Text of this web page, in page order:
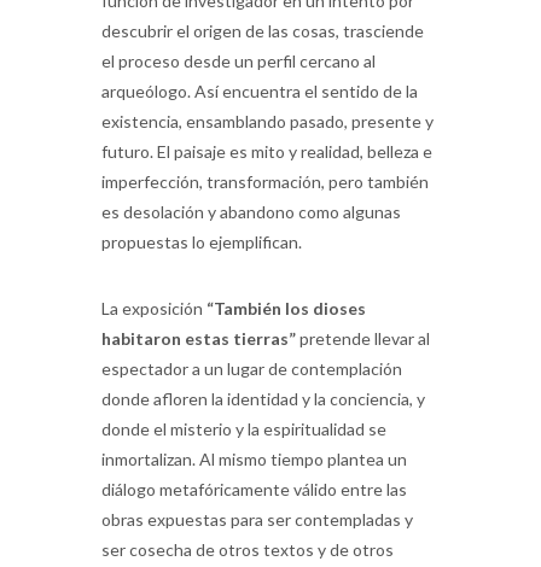
descubrir el origen de las cosas, trasciende
el proceso desde un perfil cercano al
arqueólogo. Así encuentra el sentido de la
existencia, ensamblando pasado, presente y
futuro. El paisaje es mito y realidad, belleza e
imperfección, transformación, pero también
es desolación y abandono como algunas
propuestas lo ejemplifican.
La exposición “También los dioses
habitaron estas tierras”pretende llevar al
espectador a un lugar de contemplación
donde afloren la identidad y la conciencia, y
donde el misterio y la espiritualidad se
inmortalizan.Al mismo tiempo plantea un
diálogo metafóricamente válido entre las
obras expuestas para ser contempladas y
ser cosecha de otros textos y de otros